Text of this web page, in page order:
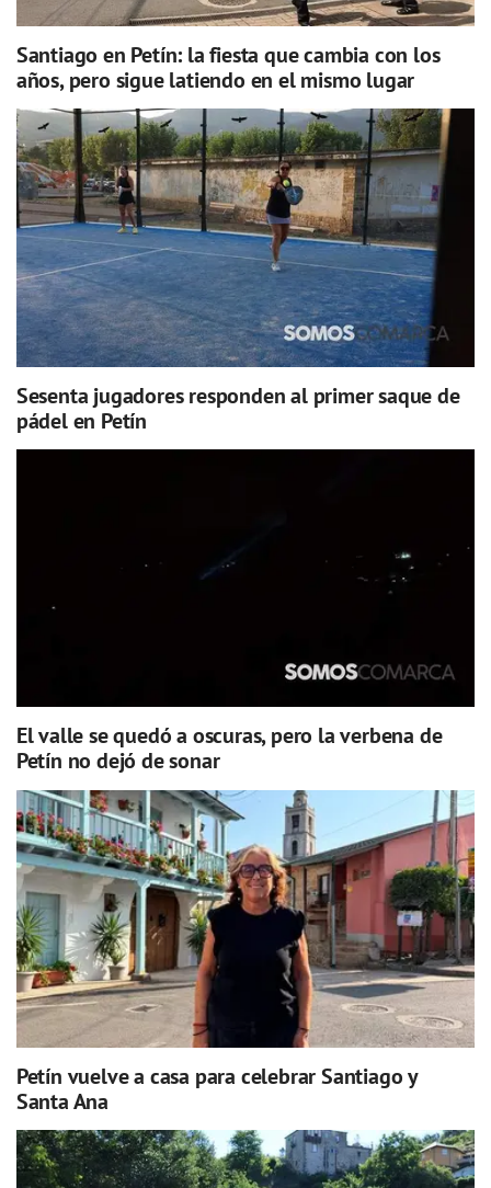
Santiago en Petín: la fiesta que cambia con los
años, pero sigue latiendo en el mismo lugar
Sesenta jugadores responden al primer saque de
pádel en Petín
El valle se quedó a oscuras, pero la verbena de
Petín no dejó de sonar
Petín vuelve a casa para celebrar Santiago y
Santa Ana